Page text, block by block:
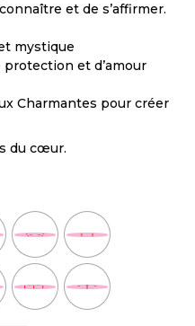
et de s’affirmer.
mystique
et d’amour
Charmantes pour créer
du cœur.